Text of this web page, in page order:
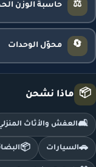
⚖️ حاسبة الوزن
🔄 محوّل الوحدات
📦 ماذا نشحن
🛋️العفش والأثاث
🚗السيارات 📦